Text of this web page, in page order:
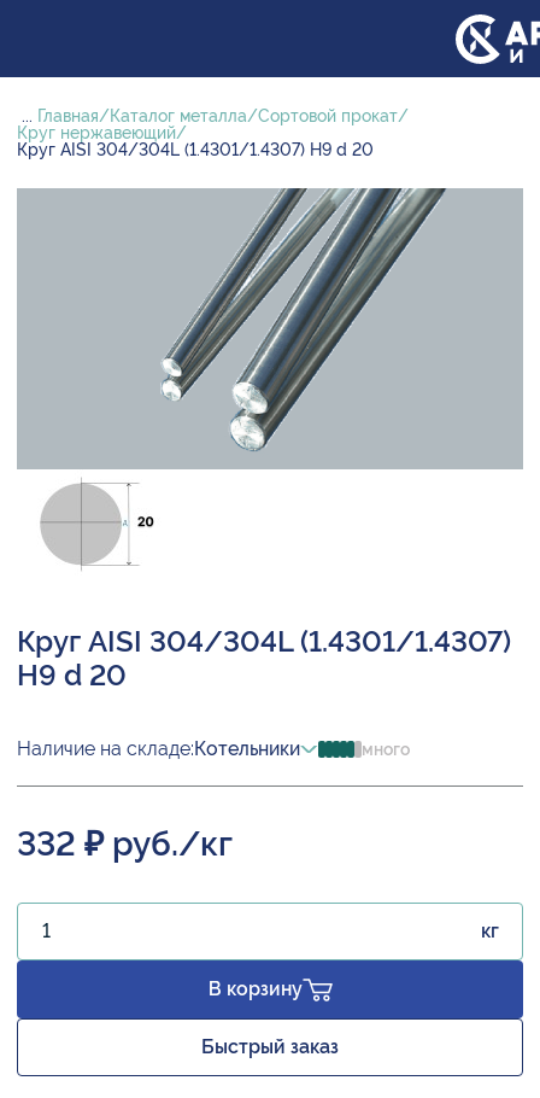
... Главная Каталог металла
Сортовой прокат
Круг нержавеющий
Круг AISI 304/304L (1.4301/1.4307) H9 d 20
Круг AISI 304/304L (1.4301/1.4307)
H9 d 20
Наличие на складе:Котельники много
332 ₽ руб./кг
кг
В корзину
Быстрый заказ